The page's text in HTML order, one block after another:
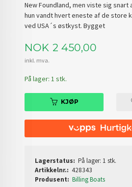
New Foundland, men viste sig
hun vandt hvert eneste af de store
ved USA´s østkyst. Bygget
Pris
NOK 2 450,00
inkl. mva.
På lager: 1 stk.
KJØP
Lagerstatus: På lager: 1 stk.
Artikkelnr.: 428343
Produsent: Billing Boats